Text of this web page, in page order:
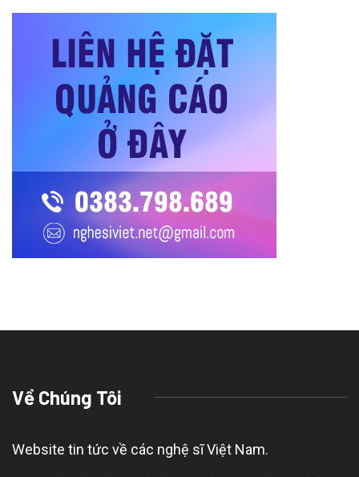
Về Chúng Tôi
Website tin tức về các nghệ sĩ Việt Nam.